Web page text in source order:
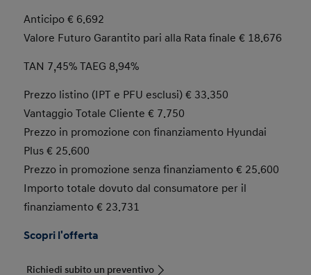
Anticipo € 6.692
Valore Futuro Garantito pari alla Rata finale € 18.676
TAN 7,45% TAEG 8,94%
Prezzo listino (IPT e PFU esclusi) € 33.350
Vantaggio Totale Cliente € 7.750
Prezzo in promozione con finanziamento Hyundai
Plus € 25.600
Prezzo in promozione senza finanziamento € 25.600
Importo totale dovuto dal consumatore per il
finanziamento € 23.731
Scopri l'offerta
Richiedi subito un preventivo